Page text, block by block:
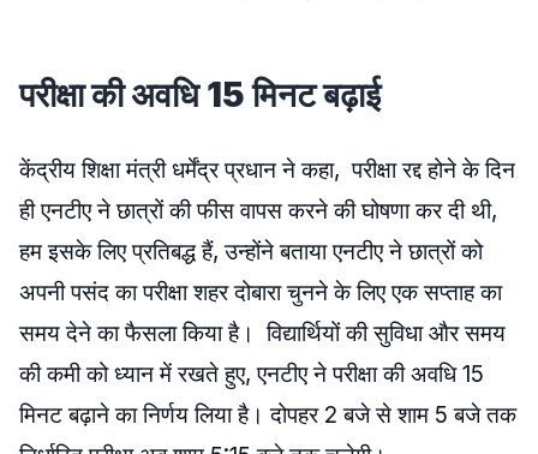
परीक्षा की अवधि 15 मिनट बढ़ाई
केंद्रीय शिक्षा मंत्री धर्मेंद्र प्रधान ने कहा, परीक्षा रद्द होने के दिन
ही एनटीए ने छात्रों की फीस वापस करने की घोषणा कर दी थी,
हम इसके लिए प्रतिबद्ध हैं, उन्होंने बताया एनटीए ने छात्रों को
अपनी पसंद का परीक्षा शहर दोबारा चुनने के लिए एक सप्ताह का
समय देने का फैसला किया है। विद्यार्थियों की सुविधा और समय
की कमी को ध्यान में रखते हुए, एनटीए ने परीक्षा की अवधि 15
मिनट बढ़ाने का निर्णय लिया है। दोपहर 2 बजे से शाम 5 बजे तक